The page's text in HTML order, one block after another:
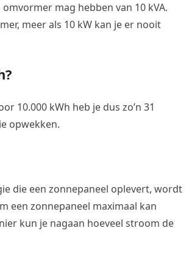
mag hebben van 10 kVA.
meer als 10 kW kan je er nooit
10.000 kWh heb je dus zo’n 31
opwekken.
die een zonnepaneel oplevert, wordt
een zonnepaneel maximaal kan
kun je nagaan hoeveel stroom de